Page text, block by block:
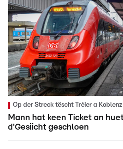
Op der Streck tëscht Tréier a Koblenz
Mann hat keen Ticket an
d'Gesiicht geschloen